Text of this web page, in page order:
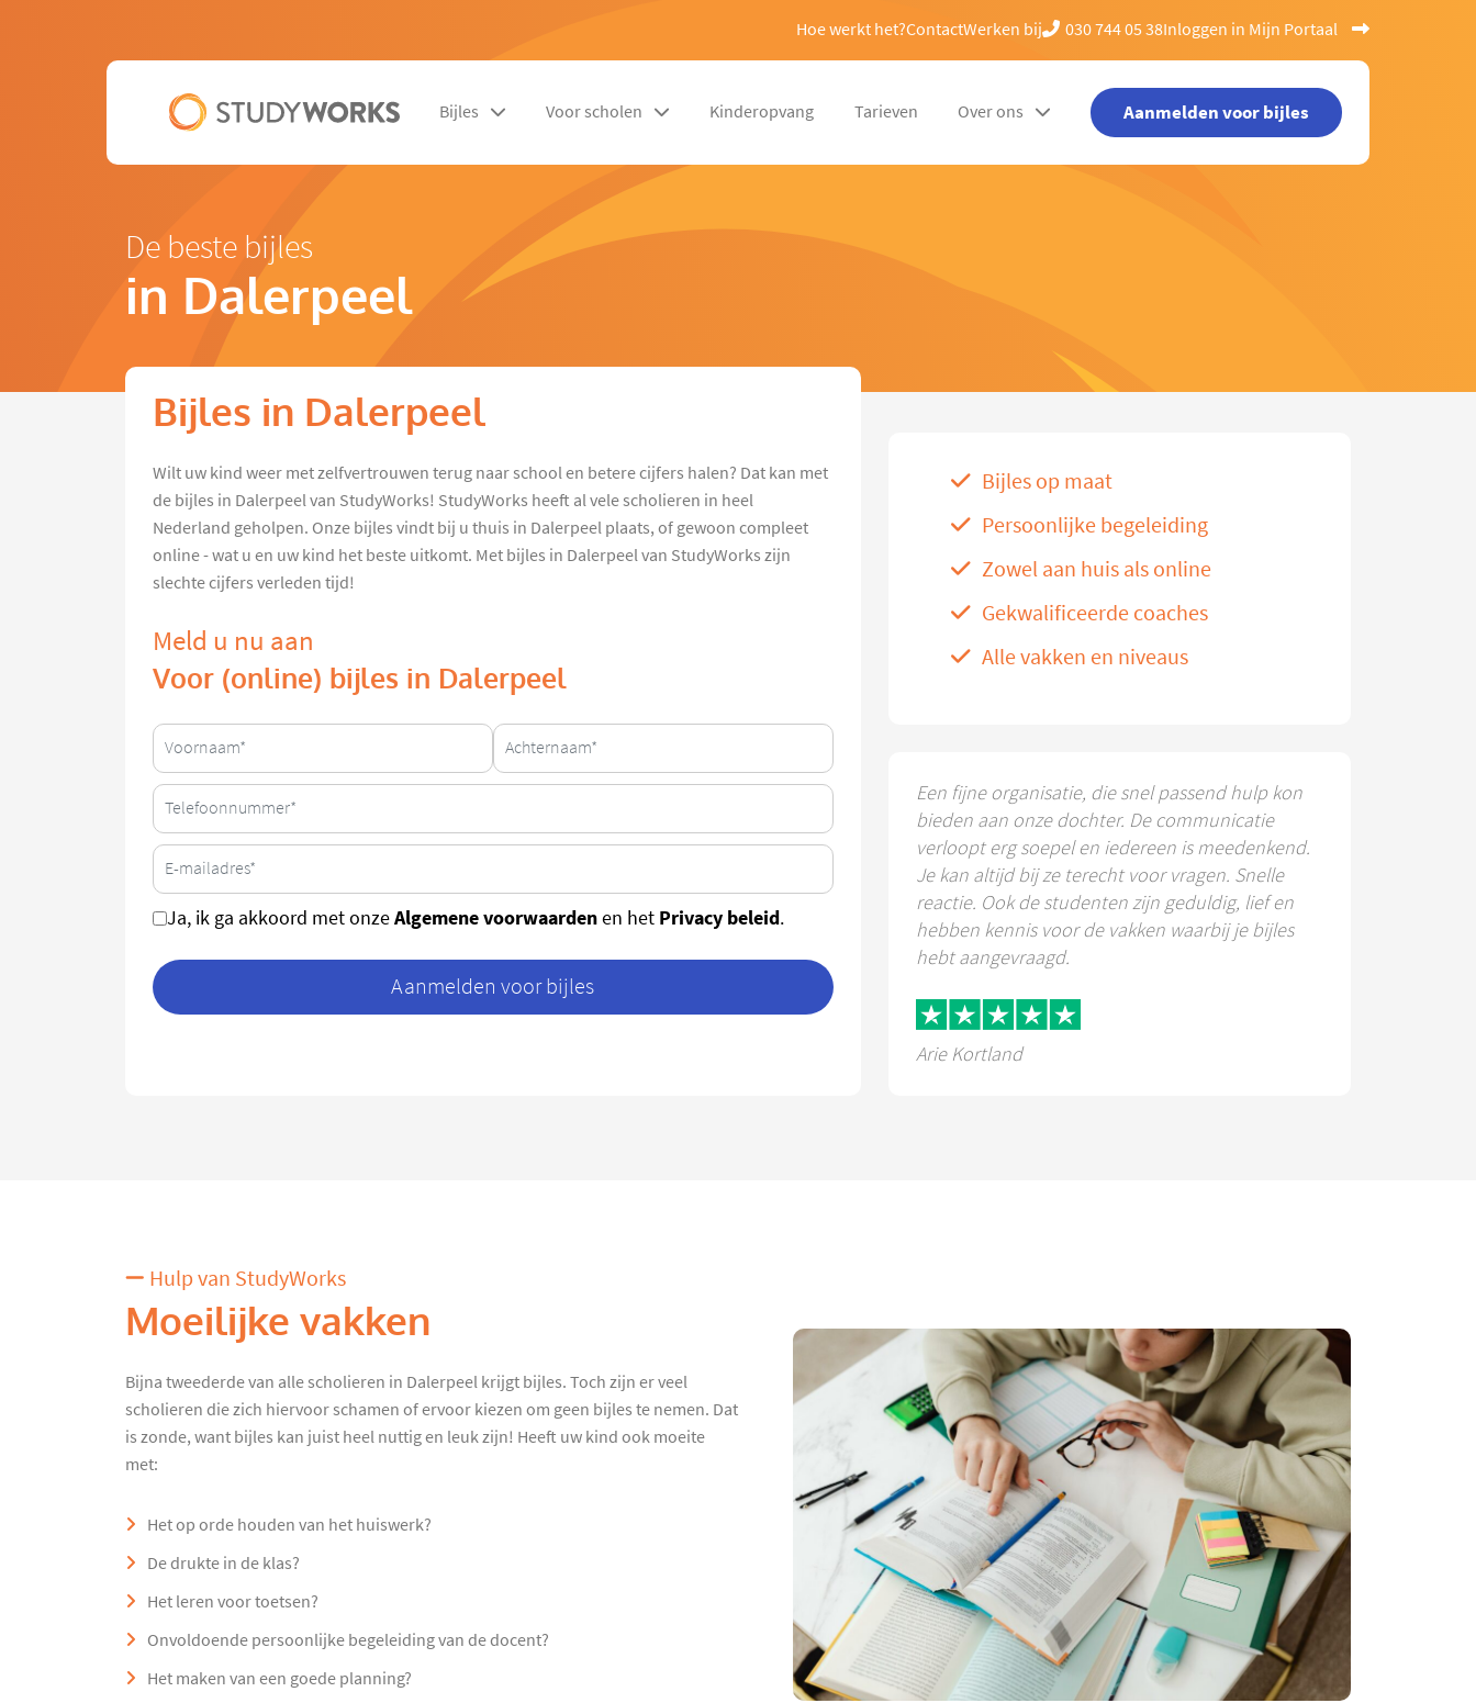
Hoe werkt het?ContactWerken bij 030 744 05 38Inloggen in Mijn Portaal
Bijles Voor scholen Kinderopvang Tarieven Over ons Aanmelden voor bijles
De beste bijles
in Dalerpeel
Bijles in Dalerpeel
Wilt uw kind weer met zelfvertrouwen terug naar school en betere cijfers halen? Dat kan met
de bijles in Dalerpeel van StudyWorks! StudyWorks heeft al vele scholieren in heel
Nederland geholpen. Onze bijles vindt bij u thuis in Dalerpeel plaats, of gewoon compleet
online - wat u en uw kind het beste uitkomt. Met bijles in Dalerpeel van StudyWorks zijn
slechte cijfers verleden tijd!
Meld u nu aan
Voor (online) bijles in Dalerpeel
Ja, ik ga akkoord met onzeAlgemene voorwaardenen het Privacy beleid.
Aanmelden voor bijles
Bijles op maat
Persoonlijke begeleiding
Zowel aan huis als online
Gekwalificeerde coaches
Alle vakken en niveaus
Een fijne organisatie, die snel passend hulp kon
bieden aan onze dochter. De communicatie
verloopt erg soepel en iedereen is meedenkend.
Je kan altijd bij ze terecht voor vragen. Snelle
reactie. Ook de studenten zijn geduldig, lief en
hebben kennis voor de vakken waarbij je bijles
hebt aangevraagd.
Arie Kortland
Hulp van StudyWorks
Moeilijke vakken
Bijna tweederde van alle scholieren in Dalerpeel krijgt bijles. Toch zijn er veel
scholieren die zich hiervoor schamen of ervoor kiezen om geen bijles te nemen. Dat
is zonde, want bijles kan juist heel nuttig en leuk zijn! Heeft uw kind ook moeite
met:
Het op orde houden van het huiswerk?
De drukte in de klas?
Het leren voor toetsen?
Onvoldoende persoonlijke begeleiding van de docent?
Het maken van een goede planning?